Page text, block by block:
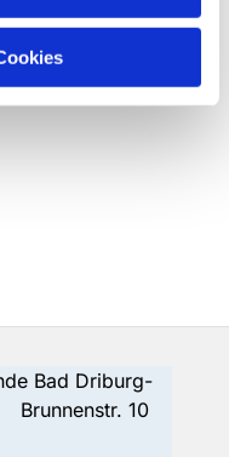
Bad Driburg-
10